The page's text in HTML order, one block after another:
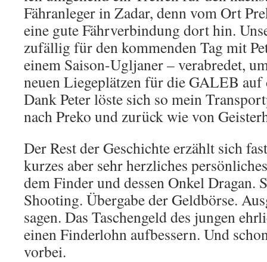
Fähranleger in Zadar, denn vom Ort
eine gute Fährverbindung dort hin.
zufällig für den kommenden Tag mit
einem Saison-Ugljaner – verabredet,
neuen Liegeplätzen für die GALEB auf
Dank Peter löste sich so mein
nach Preko und zurück wie von
Der Rest der Geschichte erzählt sich
kurzes aber sehr herzliches
dem Finder und dessen Onkel Dragan.
Shooting. Übergabe der Geldbörse.
sagen. Das Taschengeld des jungen
einen Finderlohn aufbessern. Und
vorbei.